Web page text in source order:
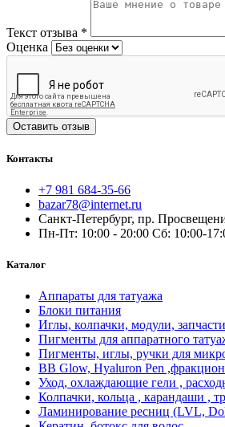
Текст отзыва *
Оценка
Оставить отзыв
Контакты
+7 981 684-35-66
bazar78@internet.ru
Санкт-Петербург, пр.
Пн-Пт: 10:00 - 20:00 Сб: 10:00-
Каталог
Аппараты для татуажа
Блоки питания
Иглы, колпачки, модули, запчасти
Пигменты для аппаратного
Пигменты, иглы, ручки для
BB Glow, Hyaluron Pen
Уход, охлаждающие гели ,
Колпачки, кольца , карандаши ,
Ламинирование ресниц (LVL,